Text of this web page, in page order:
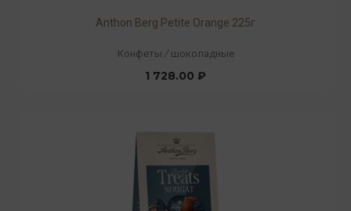
Anthon Berg Petite Orange 225г
Конфеты / шоколадные
1 728.00 ₽